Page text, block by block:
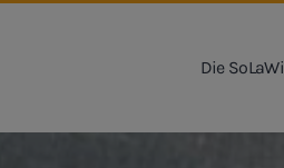
Die SoLaWi